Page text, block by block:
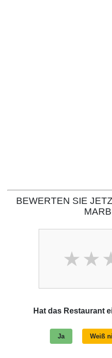
BEWERTEN SIE
Hat das Restaurant
Ja Weiß